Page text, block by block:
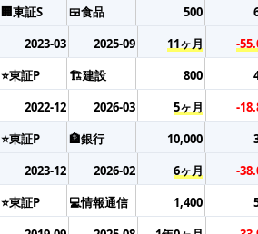
🏢東証S 🍱食品 500
2023-03 2025-09 11ヶ月
-
⭐東証P 🏗️建設 800
2022-12 2026-03 5ヶ月
-
⭐東証P 🏦銀行 10,000
2023-12 2026-02 6ヶ月
-
⭐東証P 💻情報通信 1,400